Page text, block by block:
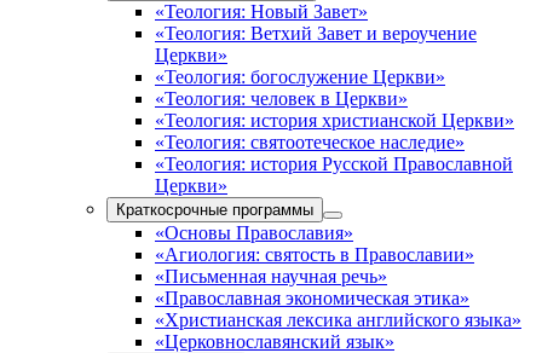
«Теология: Новый Завет»
«Теология: Ветхий Завет и вероучение
Церкви»
«Теология: богослужение Церкви»
«Теология: человек в Церкви»
«Теология: история христианской Церкви»
«Теология: святоотеческое наследие»
«Теология: история Русской Православной
Церкви»
Краткосрочные программы
«Основы Православия»
«Агиология: святость в Православии»
«Письменная научная речь»
«Православная экономическая этика»
«Христианская лексика английского языка»
«Церковнославянский язык»